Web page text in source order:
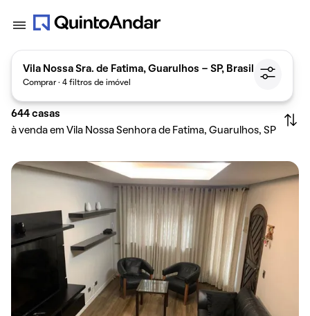
Vila Nossa Sra. de Fatima, Guarulhos - SP, Brasil
Comprar · 4 filtros de imóvel
644 casas
à venda em Vila Nossa Senhora de Fatima, Guarulhos, SP